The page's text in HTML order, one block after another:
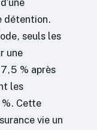
détention.
seuls les
une
% après
les
Cette
vie un